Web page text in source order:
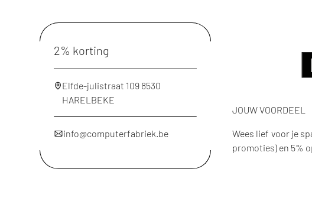
2% korting
Elfde-julistraat 109 8530
HARELBEKE
info@computerfabriek.be
JOUW VOORDEEL
Wees lief voor je
promoties) en 5%